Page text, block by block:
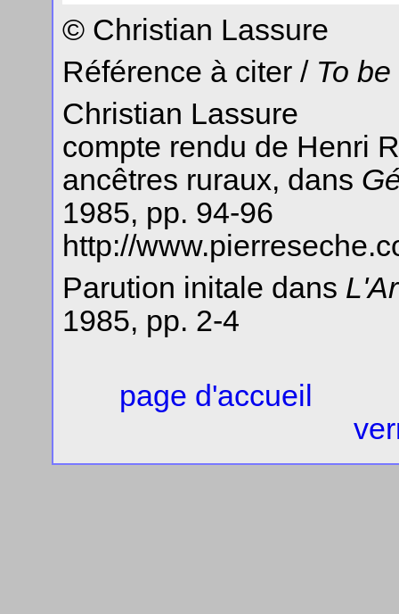
© Christian Lassure
Référence à citer / To
Christian Lassure
compte rendu de Henri
ancêtres ruraux, dans
1985, pp. 94-96
http://
Parution initale dans
1985, pp. 2-4
page d'accueil